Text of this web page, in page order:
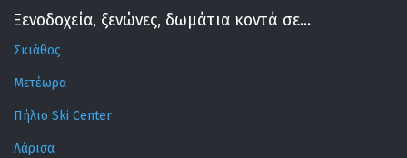
Ξενοδοχεία, ξενώνες, δωμάτια κοντά σε...
Σκιάθος
Μετέωρα
Πήλιο Ski Center
Λάρισα